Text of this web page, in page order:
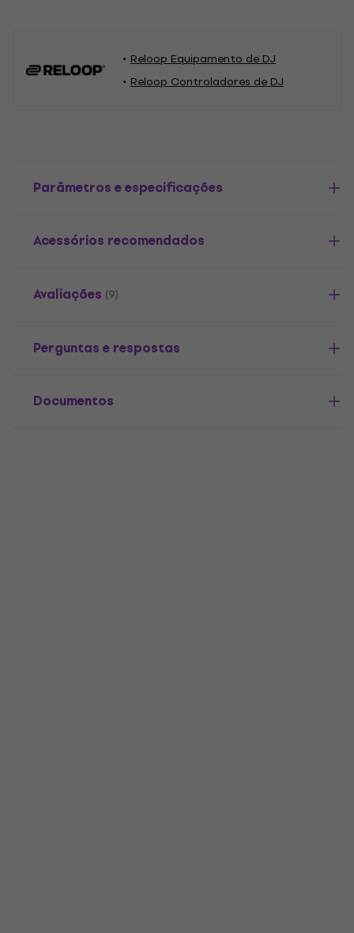
Reloop Equipamento de DJ
Reloop Controladores de DJ
Parâmetros e especificações
Acessórios recomendados
Avaliações (9)
Perguntas e respostas
Documentos